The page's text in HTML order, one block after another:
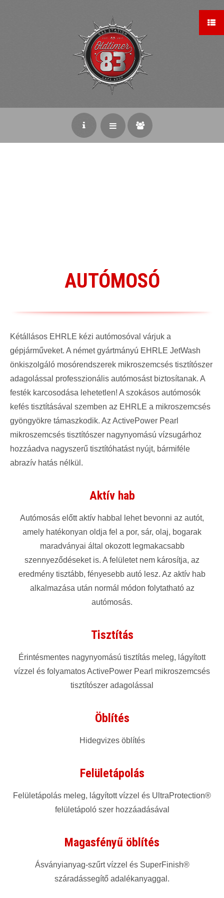
AUTÓMOSÓ
Kétállásos EHRLE kézi autómosóval várjuk a
gépjárműveket. A német gyártmányú EHRLE JetWash
önkiszolgáló mosórendszerek mikroszemcsés tisztítószer
adagolással professzionális autómosást biztosítanak. A
festék karcosodása lehetetlen! A szokásos autómosók
kefés tisztításával szemben az EHRLE a mikroszemcsés
gyöngyökre támaszkodik. Az ActivePower Pearl
mikroszemcsés tisztítószer nagynyomású vízsugárhoz
hozzáadva nagyszerű tisztítóhatást nyújt, bármiféle
abrazív hatás nélkül.
Aktív hab
Autómosás előtt aktív habbal lehet bevonni az autót,
amely hatékonyan oldja fel a por, sár, olaj, bogarak
maradványai által okozott legmakacsabb
szennyeződéseket is. A felületet nem károsítja, az
eredmény tisztább, fényesebb autó lesz. Az aktív hab
alkalmazása után normál módon folytatható az
autómosás.
Tisztítás
Érintésmentes nagynyomású tisztítás meleg, lágyított
vízzel és folyamatos ActivePower Pearl mikroszemcsés
tisztítószer adagolással
Öblítés
Hidegvizes öblítés
Felületápolás
Felületápolás meleg, lágyított vízzel és UltraProtection®
felületápoló szer hozzáadásával
Magasfényű öblítés
Ásványianyag-szűrt vízzel és SuperFinish®
száradássegítő adalékanyaggal.